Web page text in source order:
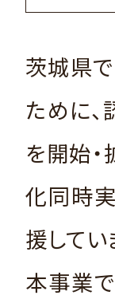
茨城県
ために
を開始・
化同時
援してい
本事業